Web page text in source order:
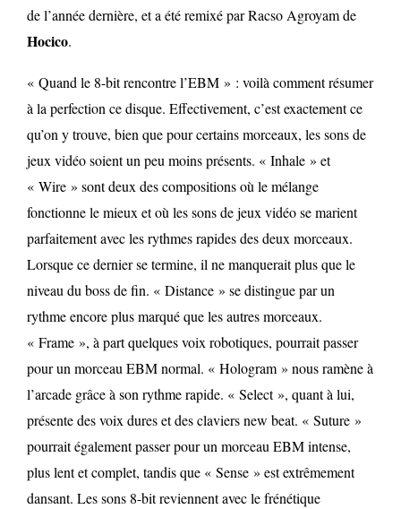
de l’année dernière, et a été remixé par Racso Agroyam de
Hocico.
« Quand le 8-bit rencontre l’EBM » : voilà comment résumer
à la perfection ce disque. Effectivement, c’est exactement ce
qu’on y trouve, bien que pour certains morceaux, les sons de
jeux vidéo soient un peu moins présents. « Inhale » et
« Wire » sont deux des compositions où le mélange
fonctionne le mieux et où les sons de jeux vidéo se marient
parfaitement avec les rythmes rapides des deux morceaux.
Lorsque ce dernier se termine, il ne manquerait plus que le
niveau du boss de fin. « Distance » se distingue par un
rythme encore plus marqué que les autres morceaux.
« Frame », à part quelques voix robotiques, pourrait passer
pour un morceau EBM normal. « Hologram » nous ramène à
l’arcade grâce à son rythme rapide. « Select », quant à lui,
présente des voix dures et des claviers new beat. « Suture »
pourrait également passer pour un morceau EBM intense,
plus lent et complet, tandis que « Sense » est extrêmement
dansant. Les sons 8-bit reviennent avec le frénétique